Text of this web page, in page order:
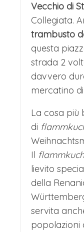
Fine del
Natale in
pullman
rispettive
Vecchio di
Collegiata.
trambusto
questa
strada 2
davvero
mercatino
La cosa più
di
Il
lievito
della
servita
popolazioni